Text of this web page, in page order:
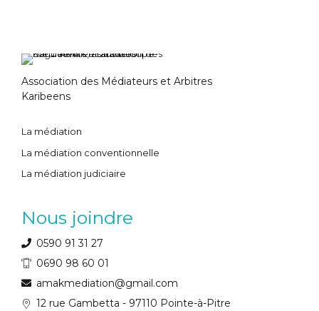
Association des Médiateurs et Arbitres
Karibeens
La médiation
La médiation conventionnelle
La médiation judiciaire
Nous joindre
0590 91 31 27
0690 98 60 01
amakmediation@gmail.com
12 rue Gambetta - 97110 Pointe-à-Pitre